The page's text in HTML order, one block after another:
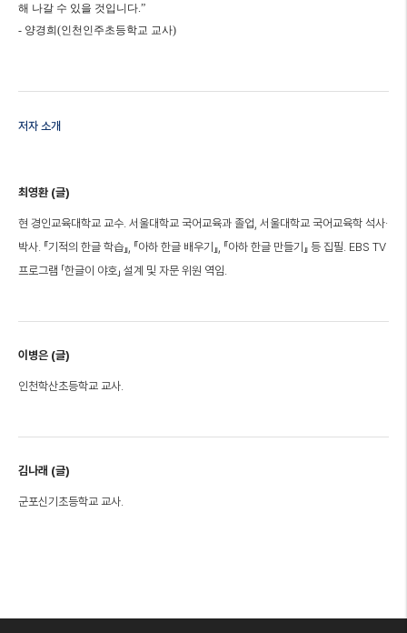
해 나갈 수 있을 것입니다.”
- 양경희 (인천인주초등학교 교사)
저자 소개
최영환 (글)
현 경인교육대학교 교수. 서울대학교 국어교육과 졸업, 서울대학교 국어교육학 석사·
박사. 『기적의 한글 학습』, 『아하 한글 배우기』, 『아하 한글 만들기』 등 집필. EBS TV
프로그램 「한글이 야호」 설계 및 자문 위원 역임.
이병은 (글)
인천학산초등학교 교사.
김나래 (글)
군포신기초등학교 교사.